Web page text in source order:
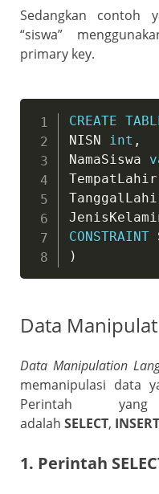
Sedangkan contoh
“siswa”
primary key.
CREATE
NISN
int ,
NamaSiswa
TempatLahir
CONSTRAINT
)
Data
Data Manipulation
memanipulasi data
Perintah
adalah SELECT, INSERT
1. Perintah